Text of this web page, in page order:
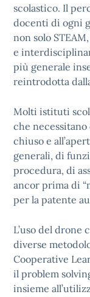
scolastico. Il
docenti di ogni
non solo
e
più generale
reintrodotta
Molti istituti
che necessitano
chiuso e
generali, di
procedura, di
ancor prima di
per la patente
L’uso del drone
diverse
Cooperative
il problem
insieme